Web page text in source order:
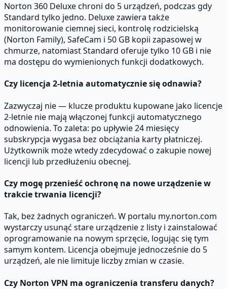
Norton 360 Deluxe chroni do 5 urządzeń, podczas gdy
Standard tylko jedno. Deluxe zawiera także
monitorowanie ciemnej sieci, kontrolę rodzicielską
(Norton Family), SafeCam i 50 GB kopii zapasowej w
chmurze, natomiast Standard oferuje tylko 10 GB i nie
ma dostępu do wymienionych funkcji dodatkowych.
Czy licencja 2-letnia automatycznie się odnawia?
Zazwyczaj nie — klucze produktu kupowane jako licencje
2-letnie nie mają włączonej funkcji automatycznego
odnowienia. To zaleta: po upływie 24 miesięcy
subskrypcja wygasa bez obciążania karty płatniczej.
Użytkownik może wtedy zdecydować o zakupie nowej
licencji lub przedłużeniu obecnej.
Czy mogę przenieść ochronę na nowe urządzenie w
trakcie trwania licencji?
Tak, bez żadnych ograniczeń. W portalu my.norton.com
wystarczy usunąć stare urządzenie z listy i zainstalować
oprogramowanie na nowym sprzęcie, logując się tym
samym kontem. Licencja obejmuje jednocześnie do 5
urządzeń, ale nie limituje liczby zmian w czasie.
Czy Norton VPN ma ograniczenia transferu danych?